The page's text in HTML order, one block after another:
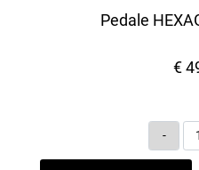
Pedale
€